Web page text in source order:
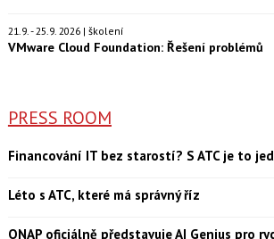
21.9. - 25.9. 2026 | školení
VMware Cloud Foundation: Řešení problémů
PRESS ROOM
Financování IT bez starostí? S ATC je to
Léto s ATC, které má správný říz
QNAP oficiálně představuje AI Genius pro